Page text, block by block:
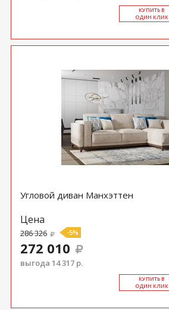
КУ­ПИТЬ В
ОДИН КЛИК
Угловой диван Манхэттен
Цена
286 326 -5%
272 010
выгода 14 317 р.
КУ­ПИТЬ В
ОДИН КЛИК